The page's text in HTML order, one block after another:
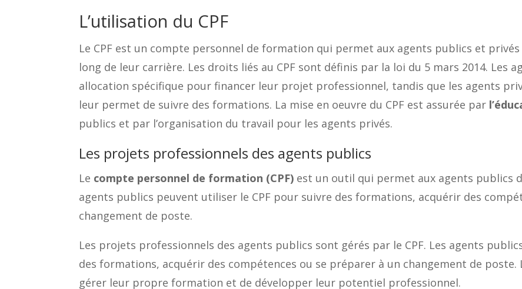
L’utilisation du CPF
Le CPF est un compte personnel de formation qui permet aux agents publics et
long de leur carrière. Les droits liés au CPF sont définis par la loi du 5 mars 2014. Les
allocation spécifique pour financer leur projet professionnel, tandis que les agents
leur permet de suivre des formations. La mise en oeuvre du CPF est assurée par
publics et par l’organisation du travail pour les agents privés.
Les projets professionnels des agents publics
Le compte personnel de formation (CPF) est un outil qui permet aux agents publics
agents publics peuvent utiliser le CPF pour suivre des formations, acquérir des
changement de poste.
Les projets professionnels des agents publics sont gérés par le CPF. Les agents
des formations, acquérir des compétences ou se préparer à un changement de poste.
gérer leur propre formation et de développer leur potentiel professionnel.